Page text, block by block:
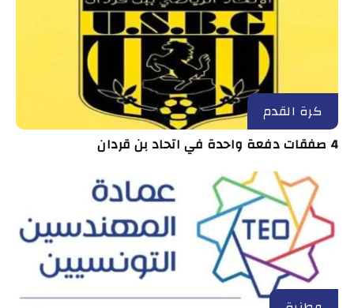
كرة القدم
4 صفقات دفعة واحدة في اتحاد بن قردان